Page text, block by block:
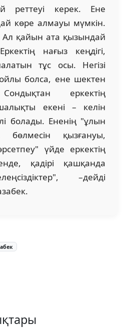
реттеуі керек. Ене
көре алмауы мүмкін.
Ал қайын ата қызындай
нағыз кеңдігі,
тұс осы. Негізі
болса, ене шектен
еркектің
екені – келін
болады. Ененің "ұлын
бөлмесін қызғануы,
үйде еркектің
қадірі қашқанда
–дейді